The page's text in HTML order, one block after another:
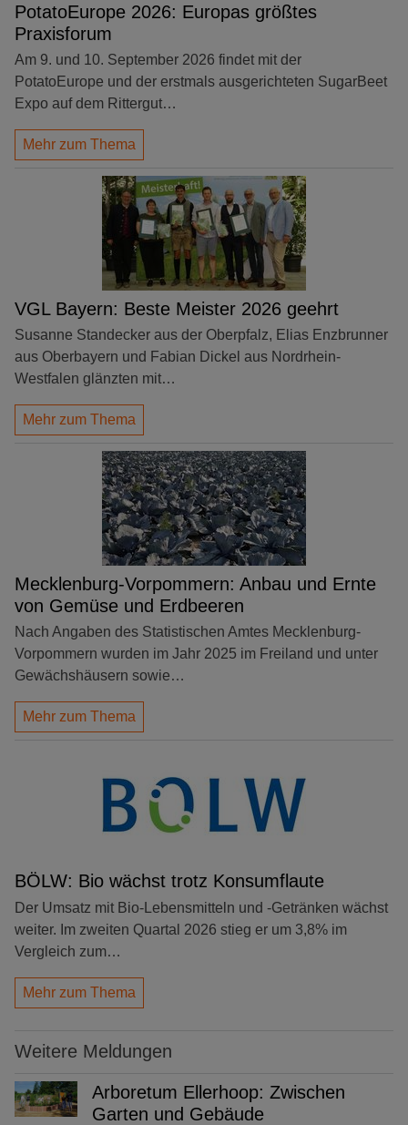
PotatoEurope 2026: Europas größtes
Praxisforum
Am 9. und 10. September 2026 findet mit der
PotatoEurope und der erstmals ausgerichteten SugarBeet
Expo auf dem Rittergut…
Mehr zum Thema
VGL Bayern: Beste Meister 2026 geehrt
Susanne Standecker aus der Oberpfalz, Elias Enzbrunner
aus Oberbayern und Fabian Dickel aus Nordrhein-
Westfalen glänzten mit…
Mehr zum Thema
Mecklenburg-Vorpommern: Anbau und Ernte
von Gemüse und Erdbeeren
Nach Angaben des Statistischen Amtes Mecklenburg-
Vorpommern wurden im Jahr 2025 im Freiland und unter
Gewächshäusern sowie…
Mehr zum Thema
BÖLW: Bio wächst trotz Konsumflaute
Der Umsatz mit Bio-Lebensmitteln und -Getränken wächst
weiter. Im zweiten Quartal 2026 stieg er um 3,8% im
Vergleich zum…
Mehr zum Thema
Weitere Meldungen
Arboretum Ellerhoop: Zwischen
Garten und Gebäude